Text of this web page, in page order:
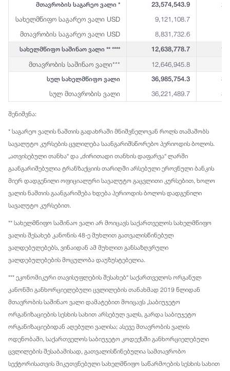
მთავრობის საგარეო ვალი * 23,574,543.9
სახელმწიფო საგარეო ვალი USD 9,121,108.7
მთავრობის საგარეო ვალი USD
8,831,732.6
სახელმწიფო საშინაო ვალი ** **** 12,638,778.7
მთავრობის საშინაო ვალი*** 12,646,945.8
სულ სახელმწიფო ვალი 36,985,754.3
სულ მთავრობის ვალი 36,221,489.7
შენიშვნა:
* საგარეო ვალის ნაშთის გადახრაში მნიშვნელოვან როლს თამაშობს
სავალუტო კურსების ცვლილება საანგარიშსწორებო პერიოდის ბოლოს.
„ათვისებული თანხა“ და „ძირითადი თანხის დაფარვა“ ლარში
გაანგარიშებულია ტრანზაქციის თარიღში არსებული ეროვნული ბანკის
მიერ დადგენილი ოფიციალური სავალუტო გაცვლითი კურსებით, ხოლო
ვალის ნაშთის გაანგარიშება ხდება პერიოდის ბოლოს დადგენილი
სავალუტო კურსებით.
** სახელმწიფო საშინაო ვალი არ მოიცავს საქართველოს სახელმწიფო
ვალის შესახებ კანონის 48-ე მუხლით გათვალისწინებულ
ვალდებულებებს, ვინაიდან ამ მუხლით განსაზღვრული
ვალდებულებების მოცულობა დაუზუსტებელია.
*** ეკონომიკური თავისუფლების შესახებ“ საქართველოს ორგანულ
კანონში განხორციელებული ცვლილების თანახმად 2019 წლიდან
მთავრობის საშინაო ვალი დამატებით მოიცავს „საბიუჯეტო
ორგანიზაციების სესხის სახით არსებულ ვალს, გარდა საბიუჯეტო
ორგანიზაციებიდან აღებული ვალისა; ასევე მთავრობის ვალის
ოდენობაში, საქართველოს საბიუჯეტო კოდექსში განხორციელებული
ცვლილების შესაბამისად, გათვალისწინებულია სამთავრობო
სექტორისათვის მიკუთვნებული სახელმწიფო საწარმოების სესხის სახით